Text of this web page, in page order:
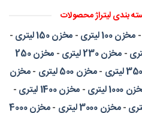
بندی لیتراژ محصولات
-مخزن 100 لیتری -مخزن 150 لیتری
-
-مخزن 230 لیتری -
مخزن 250
-مخزن 500 لیتری -مخزن
لیتری -مخزن 1400 لیتری
-
-مخزن 3000 لیتری -
مخزن 4000